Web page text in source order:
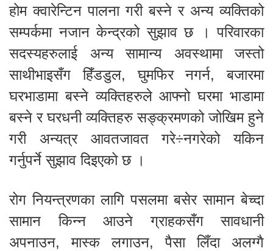
होम क्वारेन्टिन पालना गरी बस्ने र अन्य व्यक्तिको
सम्पर्कमा नजान केन्द्रको सुझाव छ । परिवारका
सदस्यहरुलाई अन्य सामान्य अवस्थामा जस्तो
साथीभाइसँग हिँडडुल, घुमफिर नगर्न, बजारमा
घरभाडामा बस्ने व्यक्तिहरुले आफ्नो घरमा भाडामा
बस्ने र घरधनी व्यक्तिहरु सङ्क्रमणको जोखिम हुने
गरी अन्यत्र आवतजावत गरे÷नगरेको यकिन
गर्नुपर्ने सुझाव दिइएको छ ।
रोग नियन्त्रणका लागि पसलमा बसेर सामान बेच्दा
सामान किन्न आउने ग्राहकसँग सावधानी
अपनाउन, मास्क लगाउन, पैसा लिँदा अलग्गै